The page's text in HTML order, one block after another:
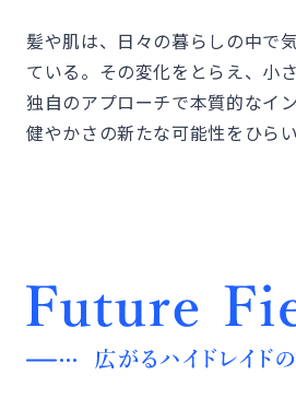
髪や肌は、日々の暮らしの中で
ている。その変化をとらえ、小
独自のアプローチで本質的なイ
健やかさの新たな可能性をひらい